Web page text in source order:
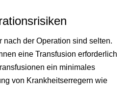
nach der Operation sind selten.
eine Transfusion erforderlich
ein minimales
von Krankheitserregern wie